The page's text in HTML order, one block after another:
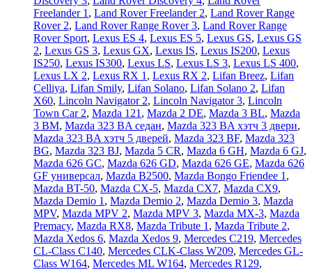
Freelander 1 , Land Rover Freelander 2, Land Rover Range
Rover 2, Land Rover Range Rover 3, Land Rover Range
Rover Sport, Lexus ES 4, Lexus ES 5, Lexus GS, Lexus GS
2, Lexus GS 3, Lexus GX, Lexus IS, Lexus IS200, Lexus
IS250, Lexus IS300, Lexus LS, Lexus LS 3, Lexus LS 400,
Lexus LX 2, Lexus RX 1 , Lexus RX 2, Lifan Breez, Lifan
Celliya, Lifan Smily, Lifan Solano, Lifan Solano 2, Lifan
X60, Lincoln Navigator 2, Lincoln Navigator 3, Lincoln
Town Car 2, Mazda 121 , Mazda 2 DE, Mazda 3 BL, Mazda
3 BM, Mazda 323 BA седан, Mazda 323 BA хэтч 3 двери,
Mazda 323 BA хэтч 5 дверей, Mazda 323 BF, Mazda 323
BG, Mazda 323 BJ, Mazda 5 CR, Mazda 6 GH, Mazda 6 GJ,
Mazda 626 GC, Mazda 626 GD, Mazda 626 GE, Mazda 626
GF универсал, Mazda B2500, Mazda Bongo Friendee 1 ,
Mazda BT-50, Mazda CX-5, Mazda CX7, Mazda CX9,
Mazda Demio 1 , Mazda Demio 2, Mazda Demio 3, Mazda
MPV, Mazda MPV 2, Mazda MPV 3, Mazda MX-3, Mazda
Premacy, Mazda RX8, Mazda Tribute 1 , Mazda Tribute 2,
Mazda Xedos 6, Mazda Xedos 9, Mercedes C219, Mercedes
CL-Class C140, Mercedes CLK-Class W209, Mercedes GL-
Class W164, Mercedes ML W164, Mercedes R129,